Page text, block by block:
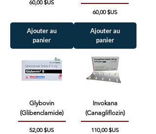
Prix
60,00 $US
Ajouter au
panier
Prix
60,00 $US
Ajouter au
panier
Glybovin
(Glibenclamide)
Prix
52,00 $US
Invokana
(Canagliflozin)
Prix
110,00 $US